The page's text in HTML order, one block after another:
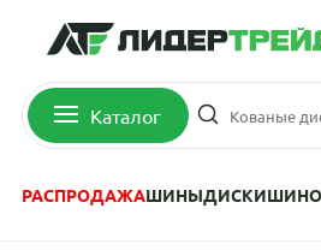
Каталог
РАСПРОДАЖАШИНЫДИСКИ